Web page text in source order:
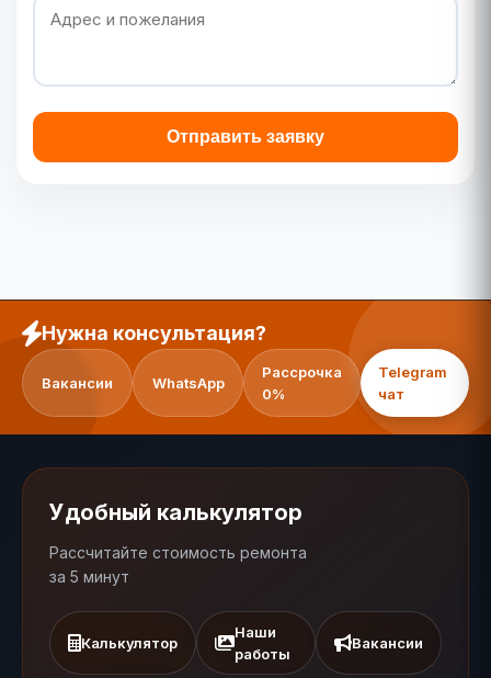
Отправить заявку
Нужна консультация?
Вакансии WhatsApp
Рассрочка
0%
Telegram
чат
Удобный калькулятор
Рассчитайте стоимость ремонта
за 5 минут
Калькулятор
Наши
работы
Вакансии